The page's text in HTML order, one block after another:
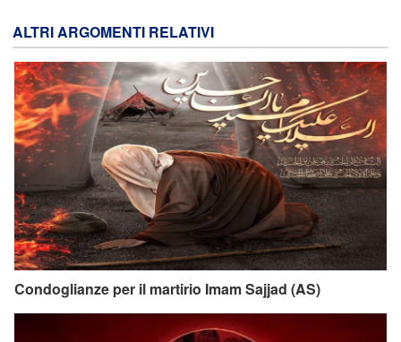
ALTRI ARGOMENTI RELATIVI
Condoglianze per il martirio Imam Sajjad (AS)